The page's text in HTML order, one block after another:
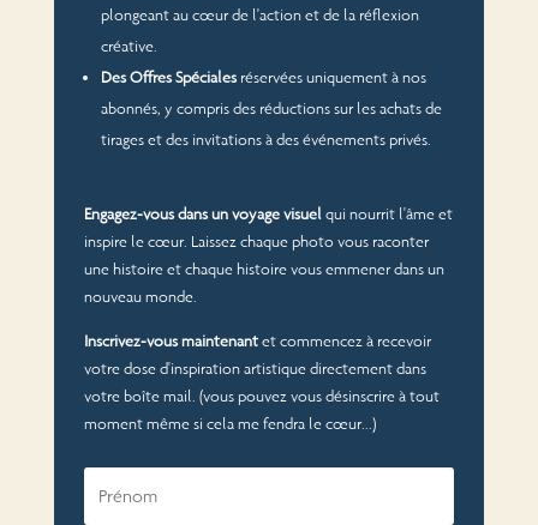
plongeant au cœur de l'action et de la réflexion
créative.
Des Offres Spécialesréservées uniquement à nos
abonnés, y compris des réductions sur les achats de
tirages et des invitations à des événements privés.
Engagez-vous dans un voyage visuelqui nourrit l'âme et
inspire le cœur. Laissez chaque photo vous raconter
une histoire et chaque histoire vous emmener dans un
nouveau monde.
Inscrivez-vous maintenantet commencez à recevoir
votre dose d'inspiration artistique directement dans
votre boîte mail. (vous pouvez vous désinscrire à tout
moment même si cela me fendra le cœur...)